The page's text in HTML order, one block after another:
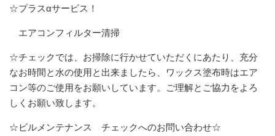
☆プラスαサービス！
エアコンフィルター清掃
☆チェックでは、お掃除に行かせていただくにあたり、充分
なお時間と水の使用と出来ましたら、ワックス塗布時はエア
コン等のご使用をお願いしています。ご理解とご協力をよろ
しくお願い致します。
☆ビルメンテナンス チェックへのお問い合わせ☆